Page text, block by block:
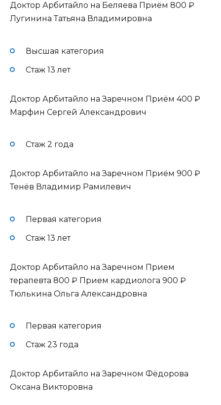
Доктор Арбитайло на Беляева Приём 800 ₽
Лугинина Татьяна Владимировна
Высшая категория
Стаж 13 лет
Доктор Арбитайло на Заречном Приём 400 ₽
Марфин Сергей Александрович
Стаж 2 года
Доктор Арбитайло на Заречном Приём 900 ₽
Тенёв Владимир Рамилевич
Первая категория
Стаж 13 лет
Доктор Арбитайло на Заречном Прием
терапевта 800 ₽ Прием кардиолога 900 ₽
Тюлькина Ольга Александровна
Первая категория
Стаж 23 года
Доктор Арбитайло на Заречном Фёдорова
Оксана Викторовна